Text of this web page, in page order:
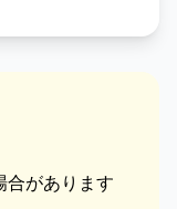
合があります